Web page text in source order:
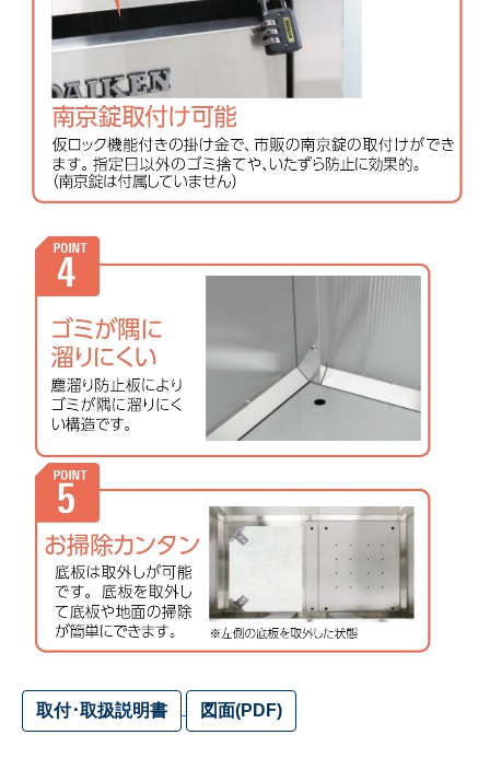
取付･取扱説明書 図面(PDF)